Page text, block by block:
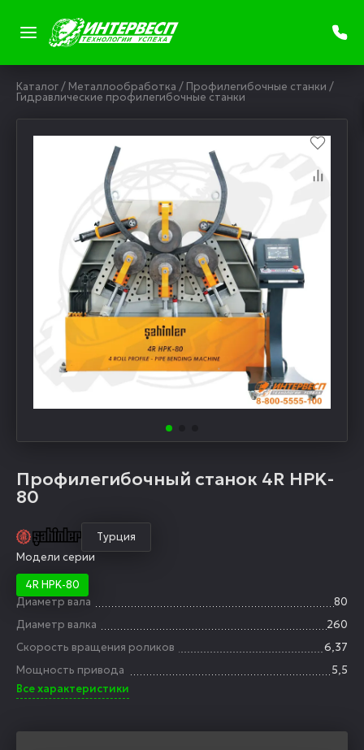
Каталог/ Металлообработка / Профилегибочные станки /
Гидравлические профилегибочные станки
Профилегибочный станок 4R HPK-
80
Турция
Модели серии
4R HPK-80
Диаметр вала
80
Диаметр валка
260
Скорость вращения роликов
6,37
Мощность привода
5,5
Все характеристики